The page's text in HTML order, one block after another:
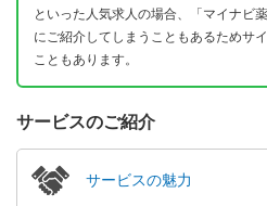
といった人気求人の場合、「マイナビ
にご紹介してしまうこともあるためサ
こともあります。
サービスのご紹介
サービスの魅力